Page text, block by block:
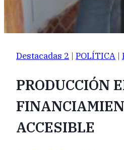
Destacadas 2 | POLÍTICA |
PRODUCCIÓN
ACCESIBLE